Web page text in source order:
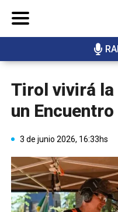
Tirol vivirá la
un
3 de junio 2026, 16:33hs